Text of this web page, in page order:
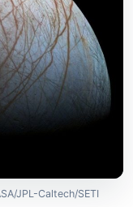
JPL-Caltech/SETI